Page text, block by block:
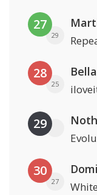
27
29
28
25
29
30
27